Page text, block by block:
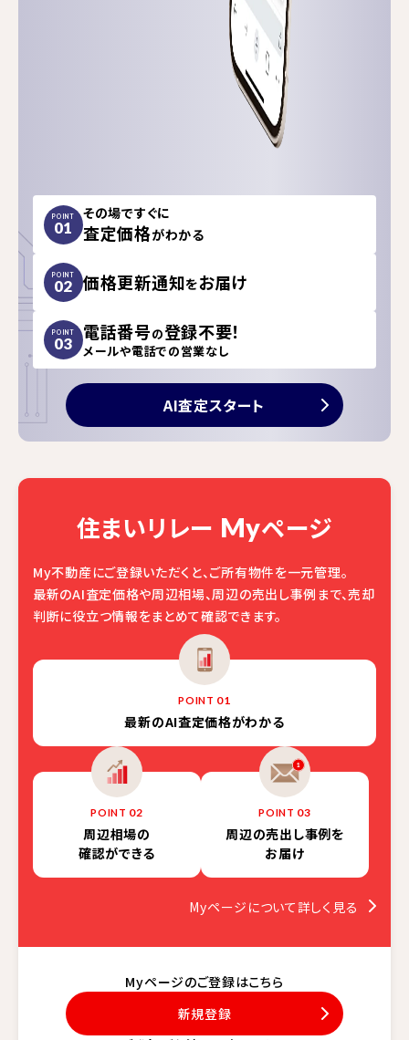
POINT
01
その場ですぐに
査定価格がわかる
POINT
02 価格更新通知をお届け
POINT
03 電話番号の登録不要！
メールや電話での営業なし
AI査定スタート
住まいリレー Myページ
My不動産にご登録いただくと、ご所有物件を一元管理。
最新のAI査定価格や周辺相場、周辺の売出し事例まで、売却
判断に役立つ情報をまとめて確認できます。
POINT 01
最新のAI査定価格がわかる
POINT 02
周辺相場の
確認ができる
POINT 03
周辺の売出し事例を
お届け
Myページについて詳しく見る
Myページのご登録はこちら
新規登録